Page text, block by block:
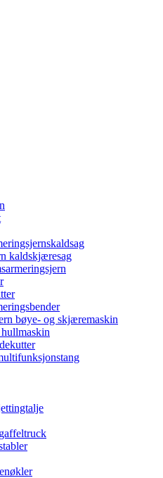
kaldskjæresag
bøye- og skjæremaskin